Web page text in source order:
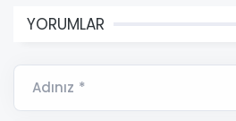
YORUMLAR
Adınız *